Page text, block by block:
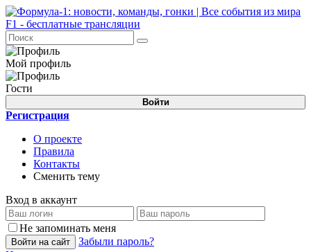
Мой профиль
Гости
Войти
Регистрация
О проекте
Правила
Контакты
Сменить тему
Вход в аккаунт
Не запоминать меня
Войти на сайт
Забыли пароль?